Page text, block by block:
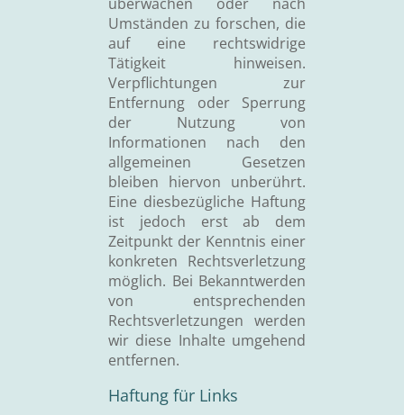
Umständen zu forschen, die
auf eine rechtswidrige
Tätigkeit hinweisen.
Verpflichtungen zur
Entfernung oder Sperrung
der Nutzung von
Informationen nach den
allgemeinen Gesetzen
bleiben hiervon unberührt.
Eine diesbezügliche Haftung
ist jedoch erst ab dem
Zeitpunkt der Kenntnis einer
konkreten Rechtsverletzung
möglich. Bei Bekanntwerden
von entsprechenden
Rechtsverletzungen werden
wir diese Inhalte umgehend
entfernen.
Haftung für Links